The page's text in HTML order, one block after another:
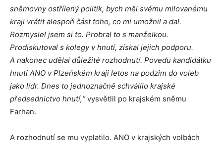
sněmovny ostřílený politik, bych měl svému milovanému
kraji vrátit alespoň část toho, co mi umožnil a dal.
Rozmyslel jsem si to. Probral to s manželkou.
Prodiskutoval s kolegy v hnutí, získal jejich podporu.
A nakonec udělal důležité rozhodnutí. Povedu kandidátku
hnutí ANO v Plzeňském kraji letos na podzim do voleb
jako lídr. Dnes to jednoznačně schválilo krajské
předsednictvo hnutí,“vysvětlil po krajském sněmu
Farhan.
A rozhodnutí se mu vyplatilo. ANO v krajských volbách